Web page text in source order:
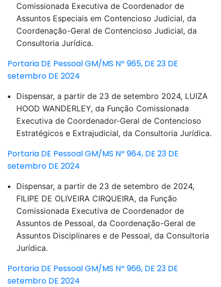
Comissionada Executiva de Coordenador de
Assuntos Especiais em Contencioso Judicial, da
Coordenação-Geral de Contencioso Judicial, da
Consultoria Jurídica.
Portaria DE Pessoal GM/MS Nº 965, DE 23 DE
setembro DE 2024
Dispensar, a partir de 23 de setembro 2024, LUIZA
HOOD WANDERLEY, da Função Comissionada
Executiva de Coordenador-Geral de Contencioso
Estratégicos e Extrajudicial, da Consultoria Jurídica.
Portaria DE Pessoal GM/MS Nº 964, DE 23 DE
setembro DE 2024
Dispensar, a partir de 23 de setembro de 2024,
FILIPE DE OLIVEIRA CIRQUEIRA, da Função
Comissionada Executiva de Coordenador de
Assuntos de Pessoal, da Coordenação-Geral de
Assuntos Disciplinares e de Pessoal, da Consultoria
Jurídica.
Portaria DE Pessoal GM/MS Nº 966, DE 23 DE
setembro DE 2024